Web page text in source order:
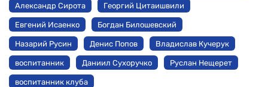
Александр Сирота Георгий Цитаишвили
Евгений Исаенко Богдан Билошевский
Назарий Русин Денис Попов Владислав Кучерук
воспитанник Даниил Сухоручко Руслан Нещерет
воспитанник клуба